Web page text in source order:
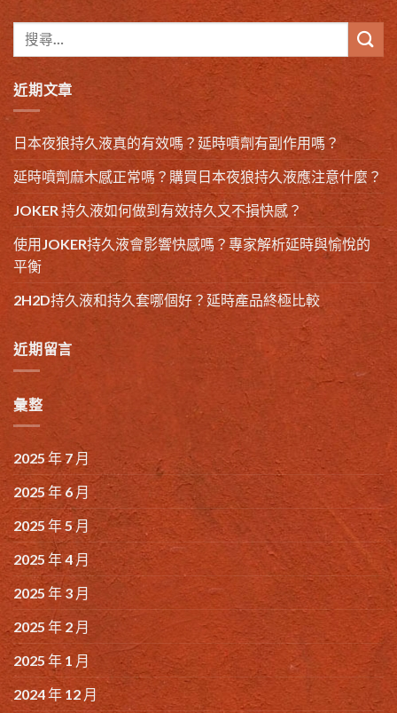
近期文章
日本夜狼持久液真的有效嗎？延時噴劑有副作用嗎？
延時噴劑麻木感正常嗎？購買日本夜狼持久液應注意什麼？
JOKER 持久液如何做到有效持久又不損快感？
使用JOKER持久液會影響快感嗎？專家解析延時與愉悅的
平衡
2H2D持久液和持久套哪個好？延時產品終極比較
近期留言
彙整
2025 年 7 月
2025 年 6 月
2025 年 5 月
2025 年 4 月
2025 年 3 月
2025 年 2 月
2025 年 1 月
2024 年 12 月